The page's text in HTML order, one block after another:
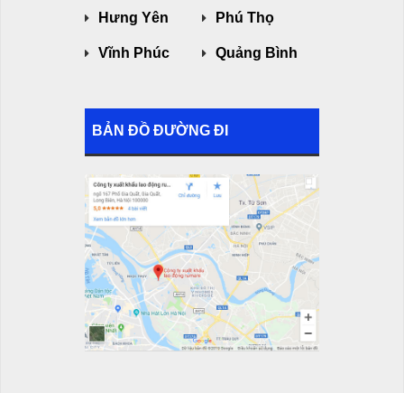
Hưng Yên Phú Thọ
Vĩnh Phúc Quảng Bình
BẢN ĐỒ ĐƯỜNG ĐI